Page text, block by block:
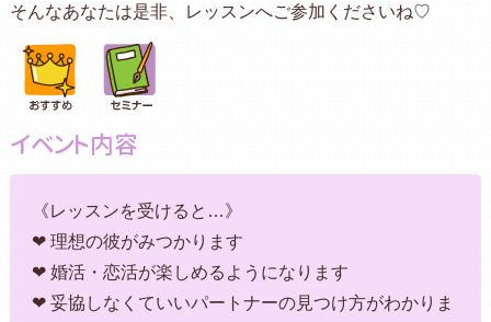
そんなあなたは是非、レッスンへご参加くださいね♡
イベント内容
《レッスンを受けると…》
❤ 理想の彼がみつかります
❤ 婚活・恋活が楽しめるようになります
❤ 妥協しなくていいパートナーの見つけ方がわかりま